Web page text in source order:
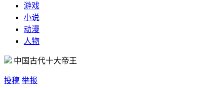
游戏
小说
动漫
人物
中国古代十大帝王
投稿 举报